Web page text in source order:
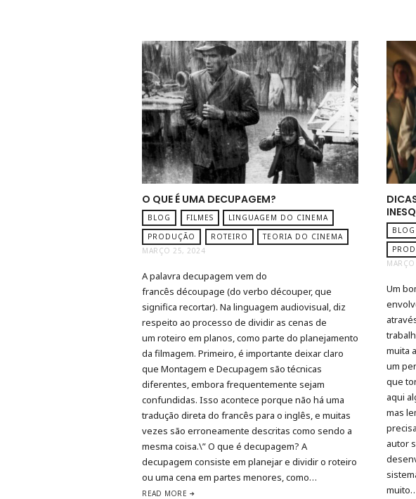
O QUE É UMA DECUPAGEM?
BLOG FILMES
LINGUAGEM DO CINEMA
PRODUÇÃO
ROTEIRO
TEORIA DO CINEMA
MARÇO 25, 2024
A palavra decupagem vem do
francês découpage (do verbo découper, que
significa recortar). Na linguagem audiovisual, diz
respeito ao processo de dividir as cenas de
um roteiro em planos, como parte do planejamento
da filmagem. Primeiro, é importante deixar claro
que Montagem e Decupagem são técnicas
diferentes, embora frequentemente sejam
confundidas. Isso acontece porque não há uma
tradução direta do francês para o inglês, e muitas
vezes são erroneamente descritas como sendo a
mesma coisa.\” O que é decupagem? A
decupagem consiste em planejar e dividir o roteiro
ou uma cena em partes menores, como…
READ MORE
BLOG
Um
muita
um
que
aqui
mas
autor